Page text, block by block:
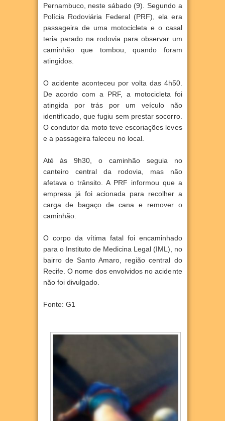
Pernambuco, neste sábado (9). Segundo a
Polícia Rodoviária Federal (PRF), ela era
passageira de uma motocicleta e o casal
teria parado na rodovia para observar um
caminhão que tombou, quando foram
atingidos.
O acidente aconteceu por volta das 4h50.
De acordo com a PRF, a motocicleta foi
atingida por trás por um veículo não
identificado, que fugiu sem prestar socorro.
O condutor da moto teve escoriações leves
e a passageira faleceu no local.
Até às 9h30, o caminhão seguia no
canteiro central da rodovia, mas não
afetava o trânsito. A PRF informou que a
empresa já foi acionada para recolher a
carga de bagaço de cana e remover o
caminhão.
O corpo da vítima fatal foi encaminhado
para o Instituto de Medicina Legal (IML), no
bairro de Santo Amaro, região central do
Recife. O nome dos envolvidos no acidente
não foi divulgado.
Fonte: G1